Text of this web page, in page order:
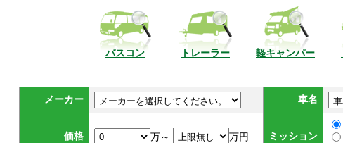
バスコン トレーラー 軽キャンパー
メーカー 車名
価格 万～ 万円 ミッション